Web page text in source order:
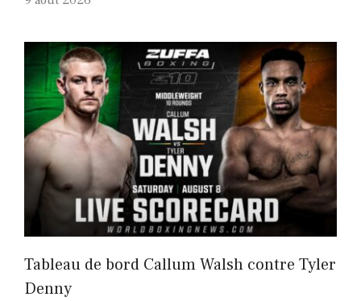
Tableau de bord Callum Walsh contre Tyler
Denny